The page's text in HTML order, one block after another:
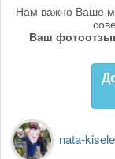
Нам важно Ваше
Ваш
nata-